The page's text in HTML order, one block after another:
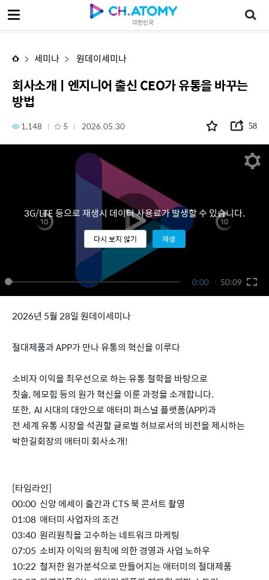
대한민국
세미나 원데이세미나
회사소개ㅣ엔지니어 출신 CEO가 유통을 바꾸는
방법
1,148 5 2026.05.30 58
0:00 50:09
3G/LTE 등으로 재생시 데이터 사용료가 발생할 수 있습니다.
다시 보지 않기 재생
2026년 5월 28일 원데이세미나
절대제품과 APP가 만나 유통의 혁신을 이루다
소비자 이익을 최우선으로 하는 유통 철학을 바탕으로
칫솔, 헤모힘 등의 원가 혁신을 이룬 과정을 소개합니다.
또한, AI 시대의 대안으로 애터미 퍼스널 플랫폼(APP)과
전 세계 유통 시장을 석권할 글로벌 허브로서의 비전을 제시하는
박한길회장의 애터미 회사소개!
[타임라인]
00:00 신앙 에세이 출간과 CTS 북 콘서트 촬영
01:08 애터미 사업자의 조건
03:40 원리원칙을 고수하는 네트워크 마케팅
07:05 소비자 이익의 원칙에 의한 경영과 사업 노하우
10:22 철저한 원가분석으로 만들어지는 애터미의 절대제품